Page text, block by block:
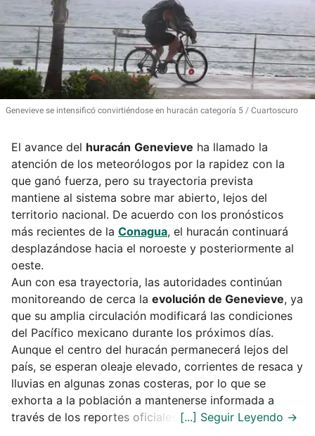
Genevieve se intensificó convirtiéndose en huracán categoría 5 Cuartoscuro
El avance del huracán Genevieve ha llamado la
atención de los meteorólogos por la rapidez con la
que ganó fuerza, pero su trayectoria prevista
mantiene al sistema sobre mar abierto, lejos del
territorio nacional. De acuerdo con los pronósticos
más recientes de la Conagua, el huracán continuará
desplazándose hacia el noroeste y posteriormente al
oeste.
Aun con esa trayectoria, las autoridades continúan
monitoreando de cerca la evolución de Genevieve, ya
que su amplia circulación modificará las condiciones
del Pacífico mexicano durante los próximos días.
Aunque el centro del huracán permanecerá lejos del
país, se esperan oleaje elevado, corrientes de resaca y
lluvias en algunas zonas costeras, por lo que se
exhorta a la población a mantenerse informada a
través de los reportes oficiales.